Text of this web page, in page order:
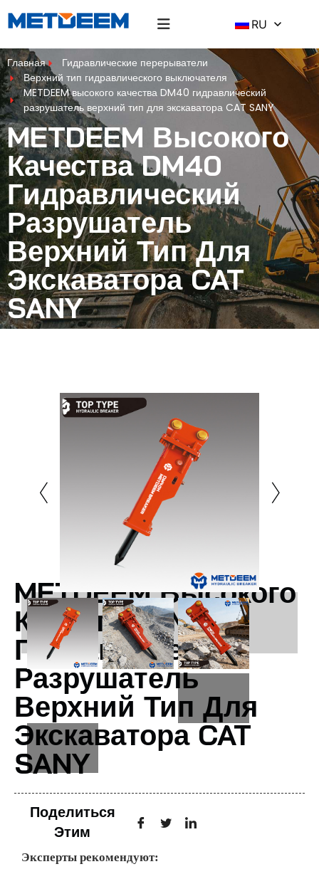
RU
Главная
Гидравлические перерыватели
Верхний тип гидравлического выключателя
METDEEM высокого качества DM40 гидравлический
разрушатель верхний тип для экскаватора CAT SANY
METDEEM Высокого
Качества DM40
Гидравлический
Разрушатель
Верхний Тип Для
Экскаватора CAT
SANY
METDEEM Высокого
Качества DM40
Гидравлический
Разрушатель
Верхний Тип Для
Экскаватора CAT
SANY
Поделиться
Этим
Эксперты рекомендуют: